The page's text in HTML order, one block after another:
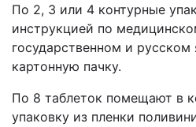
По 2, 3 или 4 контурные
инструкцией по
государственном и
картонную пачку.
По 8 таблеток помещают в
упаковку из пленки